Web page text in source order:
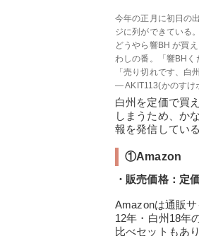
今年の正月に初日の
ジに列ができている
どうやら響BH が買え
わしの番。「響BHく
「売り切れです、
— AKIT113(かのすけ
白州を定価で買
しまうため、か
報を発信してい
①Amazon
・販売価格：定
Amazonは通販
12年・白州18年
比べセットもあ